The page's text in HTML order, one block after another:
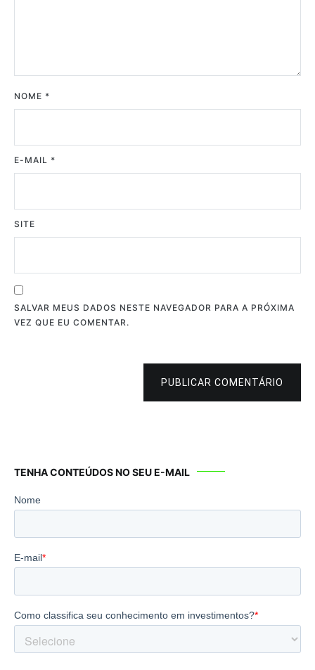
NOME *
E-MAIL *
SITE
SALVAR MEUS DADOS NESTE NAVEGADOR PARA A PRÓXIMA
VEZ QUE EU COMENTAR.
PUBLICAR COMENTÁRIO
TENHA CONTEÚDOS NO SEU E-MAIL